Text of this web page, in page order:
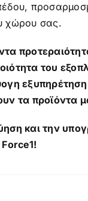
χώρου σας.
του
τα προϊόντα
και την
Force1!